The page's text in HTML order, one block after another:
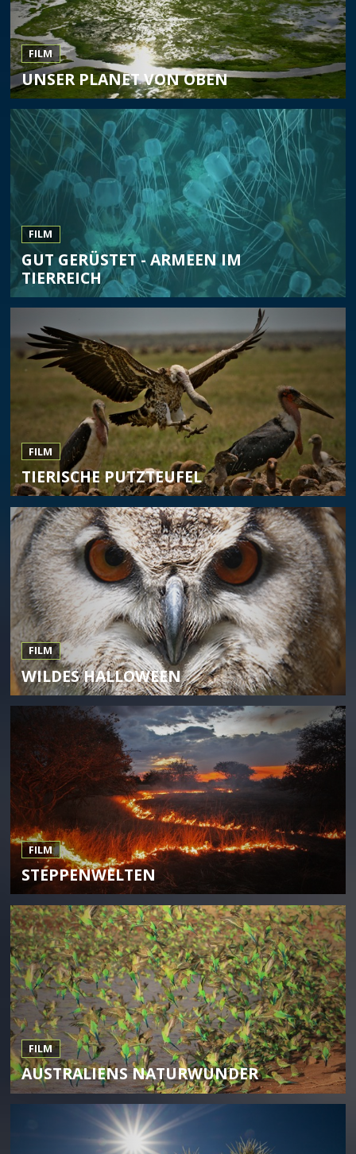
FILM
UNSER PLANET VON OBEN
FILM
GUT GERÜSTET - ARMEEN IM
TIERREICH
FILM
TIERISCHE PUTZTEUFEL
FILM
WILDES HALLOWEEN
FILM
STEPPENWELTEN
FILM
AUSTRALIENS NATURWUNDER